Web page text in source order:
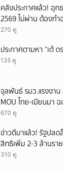
คลังประกาศแล้ว! อุ
2569 ไม่ผ่าน ต้องทำ
270 ดู
ประกาศตามหา “เต้
135 ดู
จุลพันธ์ รมว.แรงงาน
MOU ไทย-เมียนมา
แรงงานเข้าระบบ
670 ดู
ข่าวดีมาแล้ว! รัฐปล
สิทธิเพิ่ม 2-3 ล้านราย
310 ดู